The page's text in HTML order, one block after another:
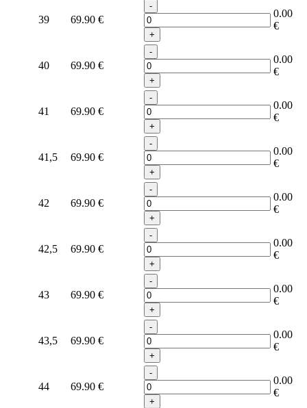
39 69.90 €
-
+
0.00
€
40 69.90 €
-
+
0.00
€
41 69.90 €
-
+
0.00
€
41,5 69.90 €
-
+
0.00
€
42 69.90 €
-
+
0.00
€
42,5 69.90 €
-
+
0.00
€
43 69.90 €
-
+
0.00
€
43,5 69.90 €
-
+
0.00
€
44 69.90 €
-
+
0.00
€